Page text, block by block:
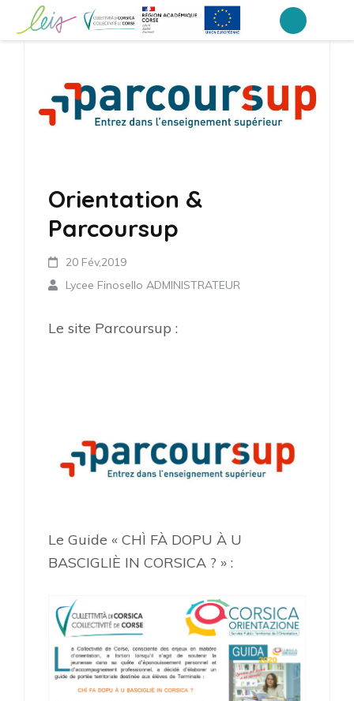
Ajaccio
Orientation &
Parcoursup
20 Fév,2019
Lycee Finosello ADMINISTRATEUR
Le site Parcoursup :
Le Guide « CHÌ FÀ DOPU À U
BASCIGLIÈ IN CORSICA ? » :